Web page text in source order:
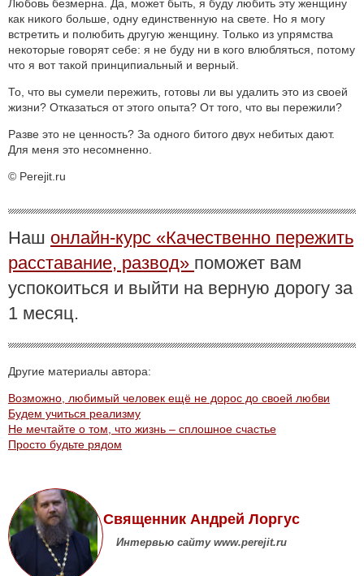
Любовь безмерна. Да, может быть, я буду любить эту женщину
как никого больше, одну единственную на свете. Но я могу
встретить и полюбить другую женщину. Только из упрямства
некоторые говорят себе: я не буду ни в кого влюбляться, потому
что я вот такой принципиальный и верный.
То, что вы сумели пережить, готовы ли вы удалить это из своей
жизни? Отказаться от этого опыта? От того, что вы пережили?
Разве это не ценность? За одного битого двух небитых дают.
Для меня это несомненно.
© Perejit.ru
Наш онлайн-курс «Качественно пережить
расставание, развод» поможет вам
успокоиться и выйти на верную дорогу за
1 месяц.
Другие материалы автора:
Возможно, любимый человек ещё не дорос до своей любви
Будем учиться реализму
Не мечтайте о том, что жизнь – сплошное счастье
Просто будьте рядом
Священник Андрей Лоргус
Интервью сайту www.perejit.ru